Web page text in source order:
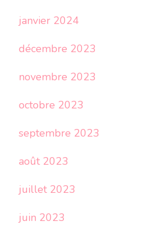
janvier 2024
décembre 2023
novembre 2023
octobre 2023
septembre 2023
août 2023
juillet 2023
juin 2023